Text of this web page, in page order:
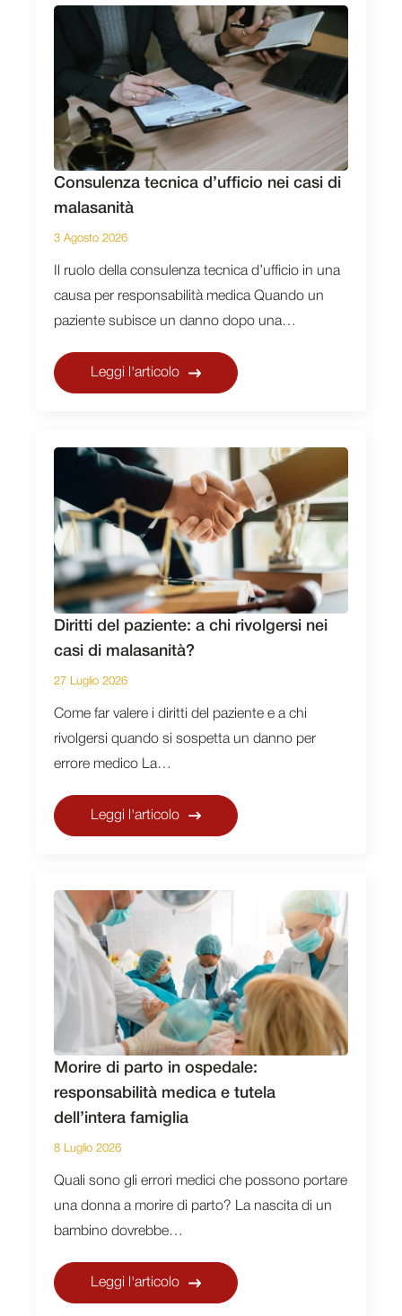
Consulenza tecnica d’ufficio nei casi di
malasanità
3 Agosto 2026
Il ruolo della consulenza tecnica d’ufficio in una
causa per responsabilità medica Quando un
paziente subisce un danno dopo una…
Leggi l'articolo
Diritti del paziente: a chi rivolgersi nei
casi di malasanità?
27 Luglio 2026
Come far valere i diritti del paziente e a chi
rivolgersi quando si sospetta un danno per
errore medico La…
Leggi l'articolo
Morire di parto in ospedale:
responsabilità medica e tutela
dell’intera famiglia
8 Luglio 2026
Quali sono gli errori medici che possono portare
una donna a morire di parto? La nascita di un
bambino dovrebbe…
Leggi l'articolo